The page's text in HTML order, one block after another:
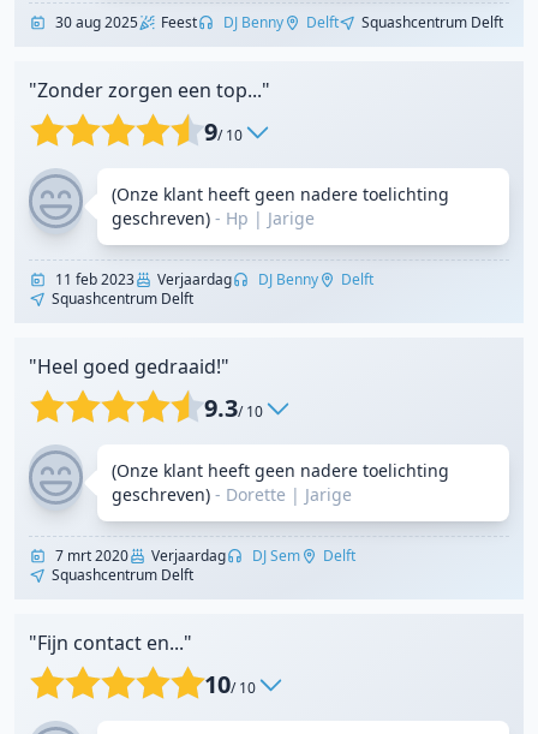
30 aug 2025 Feest DJ Benny Delft Squashcentrum Delft
"Zonder zorgen een top..."
9/ 10
(Onze klant heeft geen nadere toelichting
geschreven) - Hp | Jarige
11 feb 2023 Verjaardag DJ Benny
Delft
Squashcentrum Delft
"Heel goed gedraaid!"
9.3/ 10
(Onze klant heeft geen nadere toelichting
geschreven) - Dorette | Jarige
7 mrt 2020 Verjaardag DJ Sem
Delft
Squashcentrum Delft
"Fijn contact en..."
10/ 10